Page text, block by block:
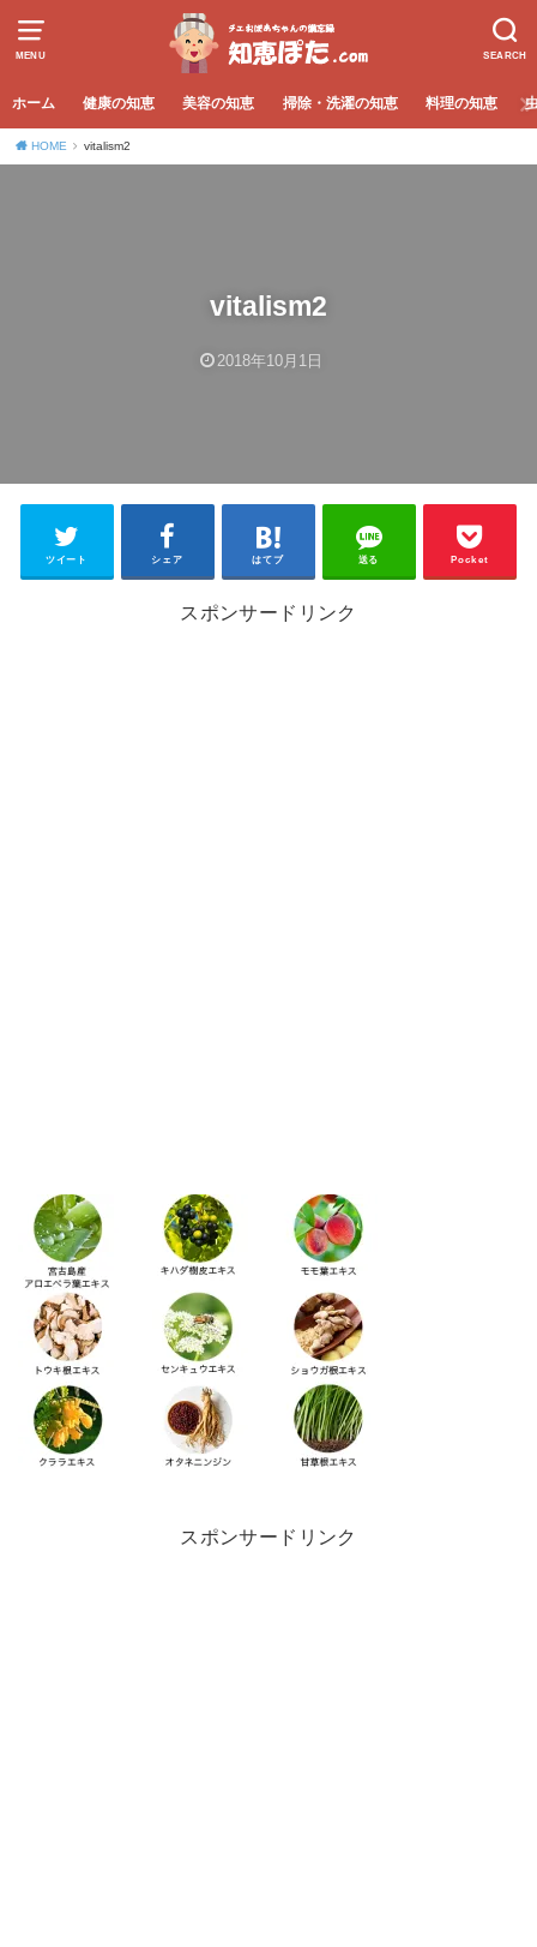
MENU SEARCH
ホーム 健康の知恵 美容の知恵 掃除・洗濯の知恵 料理の知恵
HOME vitalism2
vitalism2
2018年10月1日
ツイート シェア はてブ 送る Pocket
スポンサードリンク
スポンサードリンク